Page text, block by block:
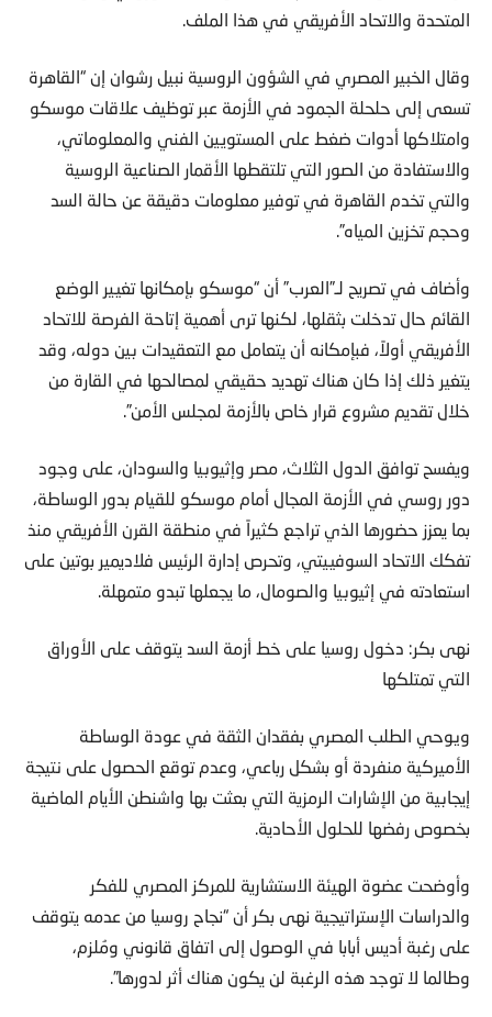
المتحدة والاتحاد الأفريقي في هذا الملف.
وقال الخبير المصري في الشؤون الروسية نبيل رشوان إن “القاهرة
تسعى إلى حلحلة الجمود في الأزمة عبر توظيف علاقات موسكو
وامتلاكها أدوات ضغط على المستويين الفني والمعلوماتي،
والاستفادة من الصور التي تلتقطها الأقمار الصناعية الروسية
والتي تخدم القاهرة في توفير معلومات دقيقة عن حالة السد
وحجم تخزين المياه”.
وأضاف في تصريح لـ”العرب” أن “موسكو بإمكانها تغيير الوضع
القائم حال تدخلت بثقلها، لكنها ترى أهمية إتاحة الفرصة للاتحاد
الأفريقي أولاً، فبإمكانه أن يتعامل مع التعقيدات بين دوله، وقد
يتغير ذلك إذا كان هناك تهديد حقيقي لمصالحها في القارة من
خلال تقديم مشروع قرار خاص بالأزمة لمجلس الأمن”.
ويفسح توافق الدول الثلاث، مصر وإثيوبيا والسودان، على وجود
دور روسي في الأزمة المجال أمام موسكو للقيام بدور الوساطة،
بما يعزز حضورها الذي تراجع كثيراً في منطقة القرن الأفريقي منذ
تفكك الاتحاد السوفييتي، وتحرص إدارة الرئيس فلاديمير بوتين على
استعادته في إثيوبيا والصومال، ما يجعلها تبدو متمهلة.
نهى بكر: دخول روسيا على خط أزمة السد يتوقف على الأوراق
التي تمتلكها
ويوحي الطلب المصري بفقدان الثقة في عودة الوساطة
الأميركية منفردة أو بشكل رباعي، وعدم توقع الحصول على نتيجة
إيجابية من الإشارات الرمزية التي بعثت بها واشنطن الأيام الماضية
بخصوص رفضها للحلول الأحادية.
وأوضحت عضوة الهيئة الاستشارية للمركز المصري للفكر
والدراسات الإستراتيجية نهى بكر أن “نجاح روسيا من عدمه يتوقف
على رغبة أديس أبابا في الوصول إلى اتفاق قانوني ومُلزم،
وطالما لا توجد هذه الرغبة لن يكون هناك أثر لدورها”.